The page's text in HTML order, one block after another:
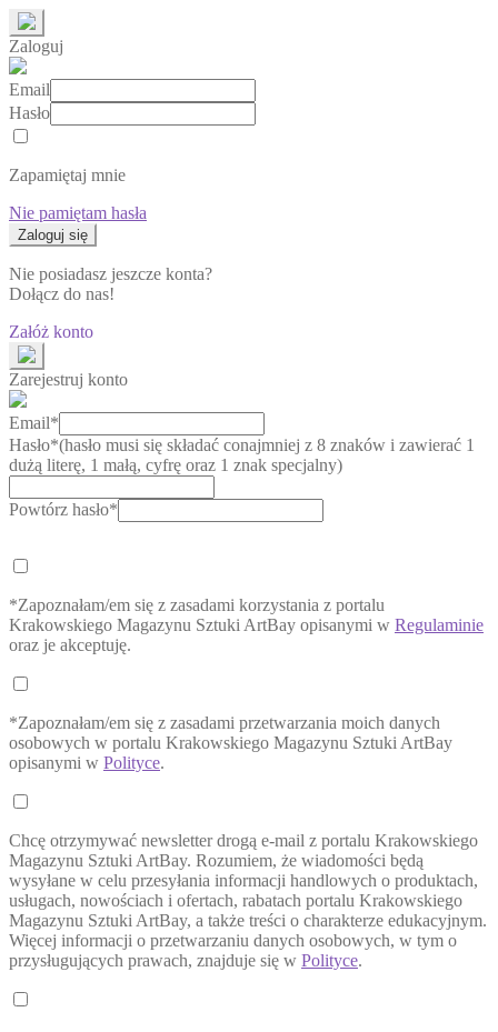
Zaloguj
Email
Hasło
Zapamiętaj mnie
Nie pamiętam hasła
Nie posiadasz jeszcze konta?
Dołącz do nas!
Załóż konto
Zarejestruj konto
Email*
Hasło*(hasło musi się składać conajmniej z 8 znaków i zawierać 1
dużą literę, 1 małą, cyfrę oraz 1 znak specjalny)
Powtórz hasło*
*Zapoznałam/em się z zasadami korzystania z portalu
Krakowskiego Magazynu Sztuki ArtBay opisanymi w Regulaminie
oraz je akceptuję.
*Zapoznałam/em się z zasadami przetwarzania moich danych
osobowych w portalu Krakowskiego Magazynu Sztuki ArtBay
opisanymi w Polityce.
Chcę otrzymywać newsletter drogą e-mail z portalu Krakowskiego
Magazynu Sztuki ArtBay. Rozumiem, że wiadomości będą
wysyłane w celu przesyłania informacji handlowych o produktach,
usługach, nowościach i ofertach, rabatach portalu Krakowskiego
Magazynu Sztuki ArtBay, a także treści o charakterze edukacyjnym.
Więcej informacji o przetwarzaniu danych osobowych, w tym o
przysługujących prawach, znajduje się w Polityce.